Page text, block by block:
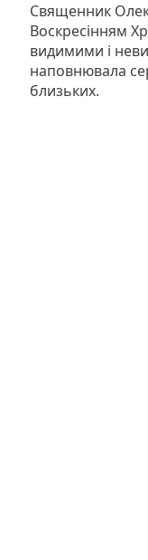
Священник
Воскресінням
видимими і
наповнювала
близьких.